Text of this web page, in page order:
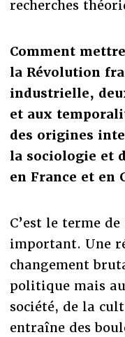
recherches
Comment
la Révolution
industrielle,
et aux
des origines
la sociologie et
en France et en
C’est le terme
important. Une
changement
politique mais
société, de la
entraîne des